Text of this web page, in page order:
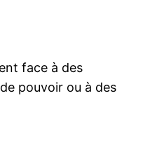
face à des
pouvoir ou à des